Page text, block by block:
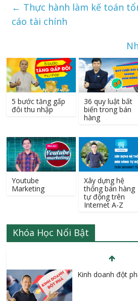
← Thực hành làm kế toán
cáo tài chính
5 bước tăng gấp
đôi thu nhập
36 quy luật bất
biến trong bán
hàng
Youtube
Marketing
Xây dựng hệ
thống bán hàng
tự động trên
Internet A-Z
Khóa Học Nổi Bật
Kinh doanh đột